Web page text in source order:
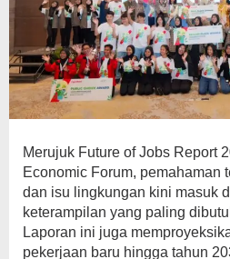
Merujuk Future of Jobs Report
Economic Forum, pemahaman
dan isu lingkungan kini masuk
keterampilan yang paling
Laporan ini juga
pekerjaan baru hingga tahun